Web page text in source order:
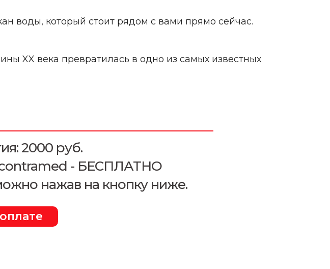
воды, который стоит рядом с вами прямо сейчас.
XX века превратилась в одно из самых известных
2000 руб.
- БЕСПЛАТНО
нажав на кнопку ниже.